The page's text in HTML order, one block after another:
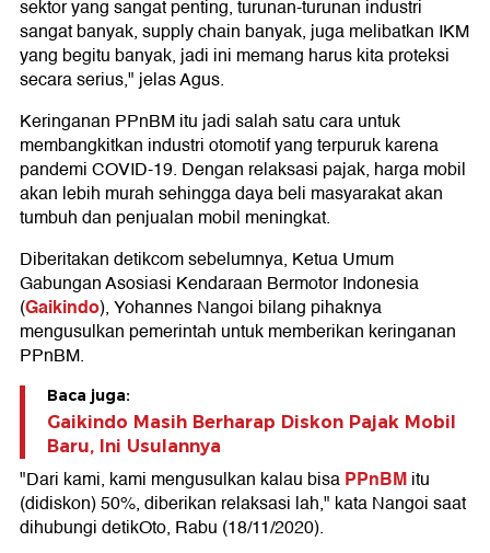
sektor yang sangat penting, turunan-turunan industri
sangat banyak, supply chain banyak, juga melibatkan IKM
yang begitu banyak, jadi ini memang harus kita proteksi
secara serius," jelas Agus.
Keringanan PPnBM itu jadi salah satu cara untuk
membangkitkan industri otomotif yang terpuruk karena
pandemi COVID-19. Dengan relaksasi pajak, harga mobil
akan lebih murah sehingga daya beli masyarakat akan
tumbuh dan penjualan mobil meningkat.
Diberitakan detikcom sebelumnya, Ketua Umum
Gabungan Asosiasi Kendaraan Bermotor Indonesia
(Gaikindo), Yohannes Nangoi bilang pihaknya
mengusulkan pemerintah untuk memberikan keringanan
PPnBM.
Baca juga:
Gaikindo Masih Berharap Diskon Pajak Mobil
Baru, Ini Usulannya
"Dari kami, kami mengusulkan kalau bisaPPnBMitu
(didiskon) 50%, diberikan relaksasi lah," kata Nangoi saat
dihubungi detikOto, Rabu (18/11/2020).